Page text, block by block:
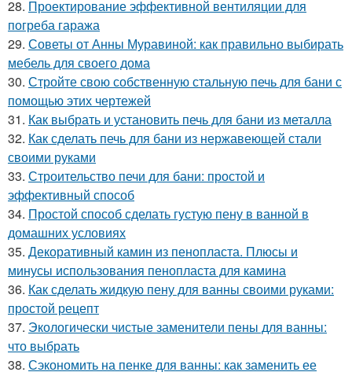
28. Проектирование эффективной вентиляции для
погреба гаража
29. Советы от Анны Муравиной: как правильно выбирать
мебель для своего дома
30. Стройте свою собственную стальную печь для бани с
помощью этих чертежей
31. Как выбрать и установить печь для бани из металла
32. Как сделать печь для бани из нержавеющей стали
своими руками
33. Строительство печи для бани: простой и
эффективный способ
34. Простой способ сделать густую пену в ванной в
домашних условиях
35. Декоративный камин из пенопласта. Плюсы и
минусы использования пенопласта для камина
36. Как сделать жидкую пену для ванны своими руками:
простой рецепт
37. Экологически чистые заменители пены для ванны:
что выбрать
38. Сэкономить на пенке для ванны: как заменить ее